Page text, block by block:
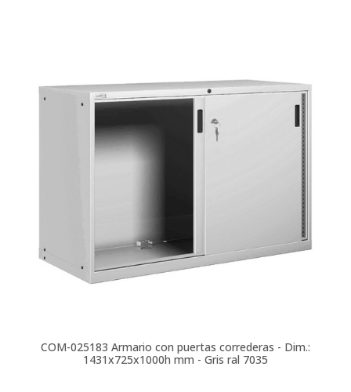
COM-025183 Armario con puertas correderas - Dim.:
1431x725x1000h mm - Gris ral 7035